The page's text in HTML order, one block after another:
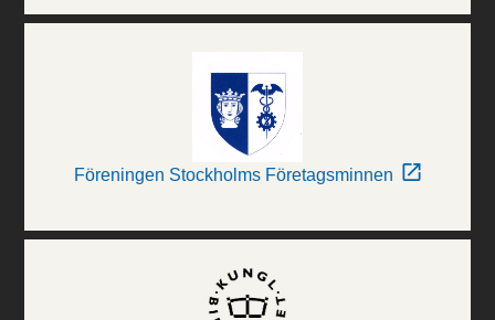
Föreningen Stockholms Företagsminnen